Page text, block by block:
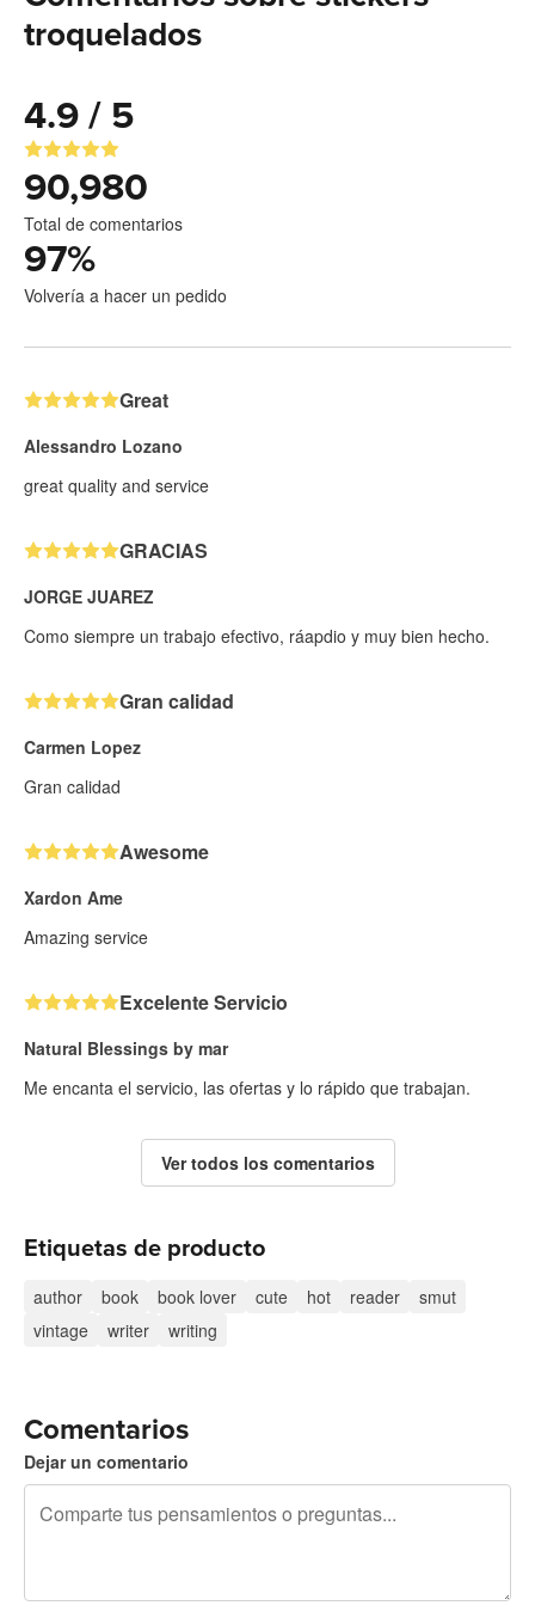
troquelados
4.9 / 5
90,980
Total de comentarios
97%
Volvería a hacer un pedido
Great
Alessandro Lozano
great quality and service
GRACIAS
JORGE JUAREZ
Como siempre un trabajo efectivo, ráapdio y muy bien hecho.
Gran calidad
Carmen Lopez
Gran calidad
Awesome
Xardon Ame
Amazing service
Excelente Servicio
Natural Blessings by mar
Me encanta el servicio, las ofertas y lo rápido que trabajan.
Ver todos los comentarios
Etiquetas de producto
author book book lover cute hot reader
smut
vintage
writer writing
Comentarios
Dejar un comentario